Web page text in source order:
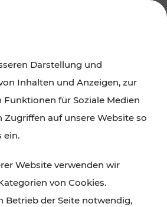
zu Fahrplanänderungen,
Darstellung und
Inhalten und Anzeigen, zur
für Soziale Medien
Zugriffen auf unsere Website so
ein.
Website verwenden wir
von Cookies.
Betrieb der Seite notwendig,